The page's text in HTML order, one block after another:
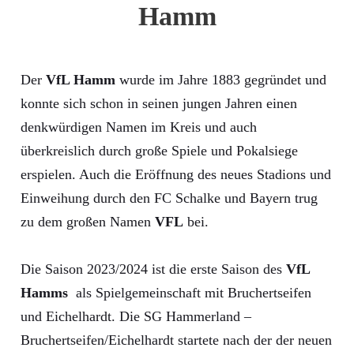
Hamm
Der VfL Hamm wurde im Jahre 1883 gegründet und
konnte sich schon in seinen jungen Jahren einen
denkwürdigen Namen im Kreis und auch
überkreislich durch große Spiele und Pokalsiege
erspielen. Auch die Eröffnung des neues Stadions und
Einweihung durch den FC Schalke und Bayern trug
zu dem großen Namen VFL bei.
Die Saison 2023/2024 ist die erste Saison des VfL
Hamms als Spielgemeinschaft mit Bruchertseifen
und Eichelhardt. Die SG Hammerland –
Bruchertseifen/Eichelhardt startete nach der der neuen